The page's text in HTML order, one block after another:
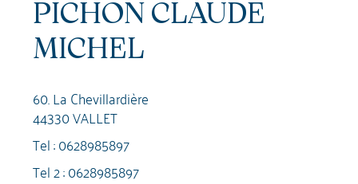
PICHON CLAUDE
MICHEL
60. La Chevillardière
44330 VALLET
Tel :0628985897
Tel 2 :0628985897